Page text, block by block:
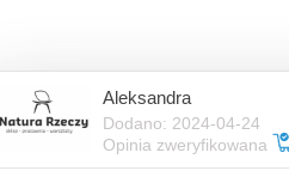
Aleksandra
Dodano: 2024-04-24
Opinia zweryfikowana